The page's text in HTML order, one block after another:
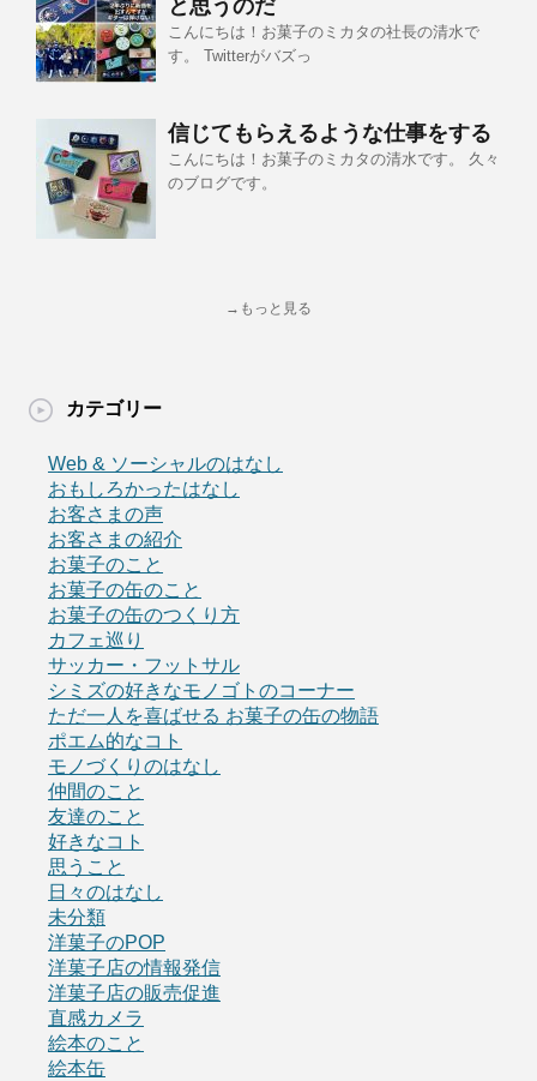
と思うのだ
こんにちは！お菓子のミカタの社長の清水で
す。 Twitterがバズっ
信じてもらえるような仕事をする
こんにちは！お菓子のミカタの清水です。 久々
のブログです。
→もっと見る
カテゴリー
Web & ソーシャルのはなし
おもしろかったはなし
お客さまの声
お客さまの紹介
お菓子のこと
お菓子の缶のこと
お菓子の缶のつくり方
カフェ巡り
サッカー・フットサル
シミズの好きなモノゴトのコーナー
ただ一人を喜ばせる お菓子の缶の物語
ポエム的なコト
モノづくりのはなし
仲間のこと
友達のこと
好きなコト
思うこと
日々のはなし
未分類
洋菓子のPOP
洋菓子店の情報発信
洋菓子店の販売促進
直感カメラ
絵本のこと
絵本缶